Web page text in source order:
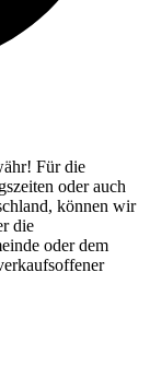
Für die
oder auch
können wir
die
oder dem